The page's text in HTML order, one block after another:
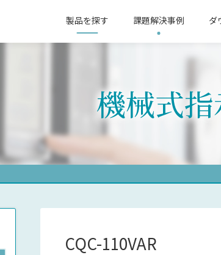
製品を探す
要求仕様から探す 提
課題解決事例
電気保安業界
ダ
故障表示器
機械式メータリレー 太陽光発電計測器
機械式
CQC-110VAR